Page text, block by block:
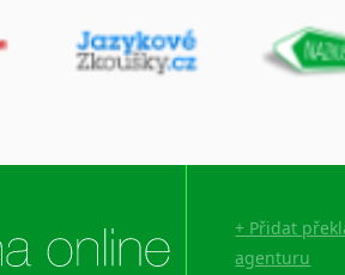
+ Přidat
agenturu